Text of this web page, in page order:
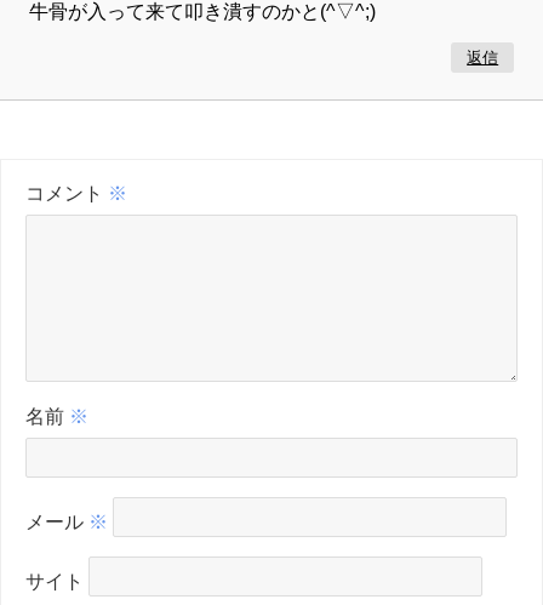
牛骨が入って来て叩き潰すのかと(^▽^;)
返信
コメント ※
名前 ※
メール ※
サイト